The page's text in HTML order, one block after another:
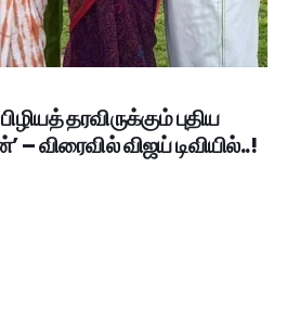
தரவிருக்கும் புதிய
விரைவில் விஜய் டிவியில்..!